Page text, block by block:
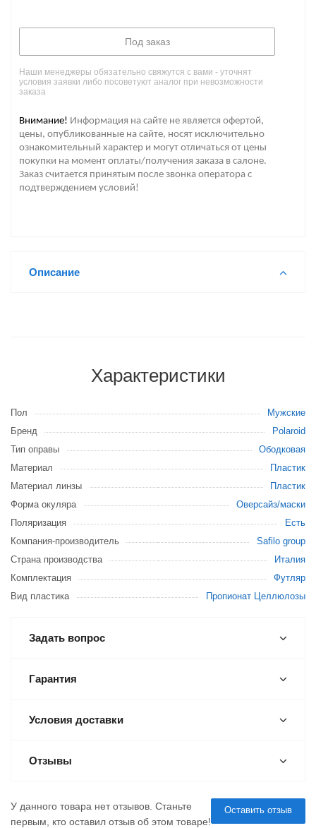
Под заказ
Наши менеджеры обязательно свяжутся с вами - уточнят
условия заявки либо посоветуют аналог при невозможности
заказа
Внимание! Информация на сайте не является офертой,
цены, опубликованные на сайте, носят исключительно
ознакомительный характер и могут отличаться от цены
покупки на момент оплаты/получения заказа в салоне.
Заказ считается принятым после звонка оператора с
подтверждением условий!
Описание
Характеристики
Пол
Мужские
Бренд
Polaroid
Тип оправы
Ободковая
Материал
Пластик
Материал линзы
Пластик
Форма окуляра
Оверсайз/маски
Поляризация
Есть
Компания-производитель
Safilo group
Страна производства
Италия
Комплектация
Футляр
Вид пластика
Пропионат Целлюлозы
Задать вопрос
Гарантия
Условия доставки
Отзывы
Оставить отзыв
У данного товара нет отзывов. Станьте
первым, кто оставил отзыв об этом товаре!